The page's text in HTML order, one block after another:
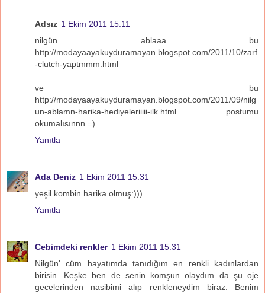
Adsız 1 Ekim 2011 15:11
nilgün ablaaa bu
http://modayaayakuyduramayan.blogspot.com/2011/10/zarf
-clutch-yaptmmm.html
ve bu
http://modayaayakuyduramayan.blogspot.com/2011/09/nilg
un-ablamn-harika-hediyeleriiiii-ilk.html postumu
okumalısınnn =)
Yanıtla
Ada Deniz 1 Ekim 2011 15:31
yeşil kombin harika olmuş:)))
Yanıtla
Cebimdeki renkler 1 Ekim 2011 15:31
Nilgün' cüm hayatımda tanıdığım en renkli kadınlardan
birisin. Keşke ben de senin komşun olaydım da şu oje
gecelerinden nasibimi alıp renkleneydim biraz. Benim